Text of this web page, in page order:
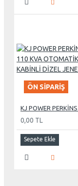
ÖN SIPARIŞ
0,00 TL
Sepete Ekle